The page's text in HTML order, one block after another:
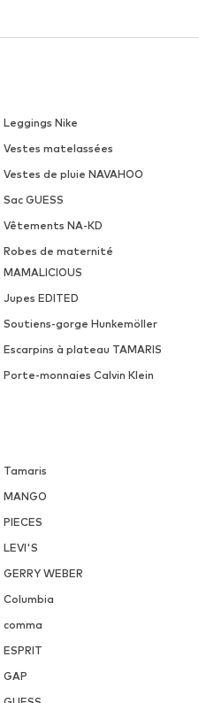
Leggings Nike
Vestes matelassées
Vestes de pluie NAVAHOO
Sac GUESS
Vêtements NA-KD
Robes de maternité
MAMALICIOUS
Jupes EDITED
Soutiens-gorge Hunkemöller
Escarpins à plateau TAMARIS
Porte-monnaies Calvin Klein
Tamaris
MANGO
PIECES
LEVI'S
GERRY WEBER
Columbia
comma
ESPRIT
GAP